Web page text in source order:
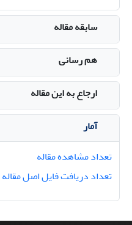
سابقه مقاله
هم رسانی
ارجاع به این مقاله
آمار
تعداد مشاهده مقاله
تعداد دریافت فایل اصل مقاله